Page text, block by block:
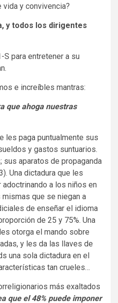
y convivencia?
y todos los dirigentes
para entretener a su
e increíbles mantras:
que ahoga nuestras
les paga puntualmente sus
y gastos suntuarios.
aparatos de propaganda
Una dictadura que les
a los niños en
mismas que se niegan a
de enseñar el idioma
de 25 y 75%. Una
otorga el mando sobre
y les da las llaves de
una sola dictadura en el
tan crueles…
más exaltados
que el 48% puede imponer